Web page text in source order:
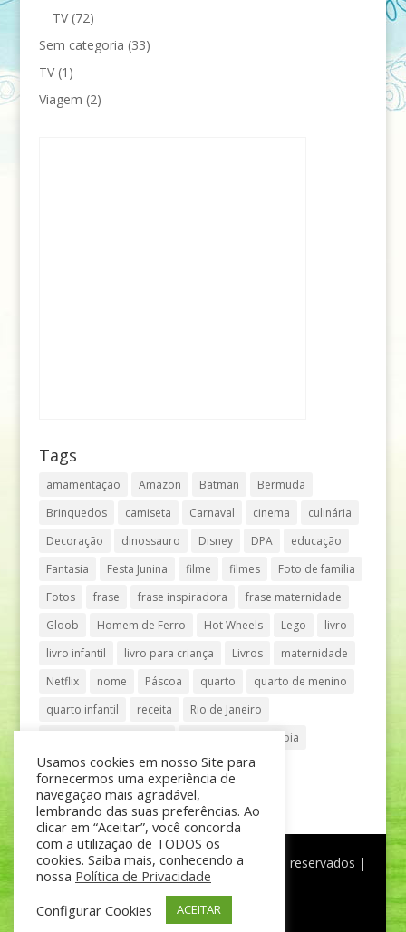
TV(72)
Sem categoria (33)
TV(1)
Viagem (2)
Tags
amamentação Amazon Batman
Bermuda
Brinquedos
camiseta Carnaval cinema
culinária
Decoração
dinossauro Disney DPA
educação
Fantasia
Festa Junina filme filmes
Foto de família
Fotos
frase frase inspiradora
frase maternidade
Gloob
Homem de Ferro Hot Wheels Lego
livro
livro infantil
livro para criança Livros
maternidade
Netflix
nome Páscoa quarto
quarto de menino
quarto infantil
receita
Rio de Janeiro
Shopping Vila Olímpia
São Paulo
teatro tênis
®Mãe de Menino | © Todos os direitos reservados |
Política de Privacidade
Usamos cookies em nosso Site para
fornecermos uma experiência de
navegação mais agradável,
lembrando das suas preferências. Ao
clicar em “Aceitar”, você concorda
com a utilização de TODOS os
cookies. Saiba mais, conhecendo a
nossa Política de Privacidade
Configurar Cookies
ACEITAR